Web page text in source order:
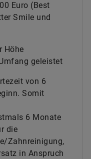
Euro (Best
Smile und
Höhe
geleistet
von 6
Somit
6 Monate
die
Zahnreinigung,
in Anspruch